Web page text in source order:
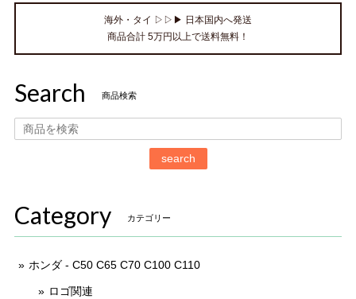
海外・タイ ▷▷▶ 日本国内へ発送
商品合計 5万円以上で送料無料！
Search 商品検索
search
Category カテゴリー
ホンダ - C50 C65 C70 C100 C110
ロゴ関連